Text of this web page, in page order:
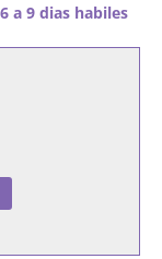
a 9 dias habiles